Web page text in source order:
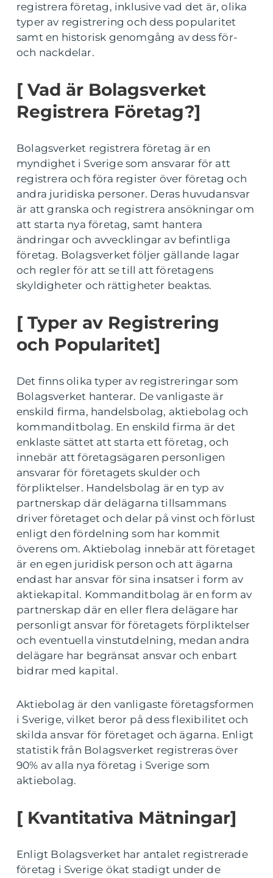
registrera företag, inklusive vad det är, olika
typer av registrering och dess popularitet
samt en historisk genomgång av dess för-
och nackdelar.
[ Vad är Bolagsverket
Registrera Företag?]
Bolagsverket registrera företag är en
myndighet i Sverige som ansvarar för att
registrera och föra register över företag och
andra juridiska personer. Deras huvudansvar
är att granska och registrera ansökningar om
att starta nya företag, samt hantera
ändringar och avvecklingar av befintliga
företag. Bolagsverket följer gällande lagar
och regler för att se till att företagens
skyldigheter och rättigheter beaktas.
[ Typer av Registrering
och Popularitet]
Det finns olika typer av registreringar som
Bolagsverket hanterar. De vanligaste är
enskild firma, handelsbolag, aktiebolag och
kommanditbolag. En enskild firma är det
enklaste sättet att starta ett företag, och
innebär att företagsägaren personligen
ansvarar för företagets skulder och
förpliktelser. Handelsbolag är en typ av
partnerskap där delägarna tillsammans
driver företaget och delar på vinst och förlust
enligt den fördelning som har kommit
överens om. Aktiebolag innebär att företaget
är en egen juridisk person och att ägarna
endast har ansvar för sina insatser i form av
aktiekapital. Kommanditbolag är en form av
partnerskap där en eller flera delägare har
personligt ansvar för företagets förpliktelser
och eventuella vinstutdelning, medan andra
delägare har begränsat ansvar och enbart
bidrar med kapital.
Aktiebolag är den vanligaste företagsformen
i Sverige, vilket beror på dess flexibilitet och
skilda ansvar för företaget och ägarna. Enligt
statistik från Bolagsverket registreras över
90% av alla nya företag i Sverige som
aktiebolag.
[ Kvantitativa Mätningar]
Enligt Bolagsverket har antalet registrerade
företag i Sverige ökat stadigt under de